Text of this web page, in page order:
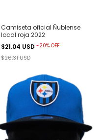
Camiseta oficial Ñublense
local roja 2022
$21.04 USD -20% OFF
$26.31 USD